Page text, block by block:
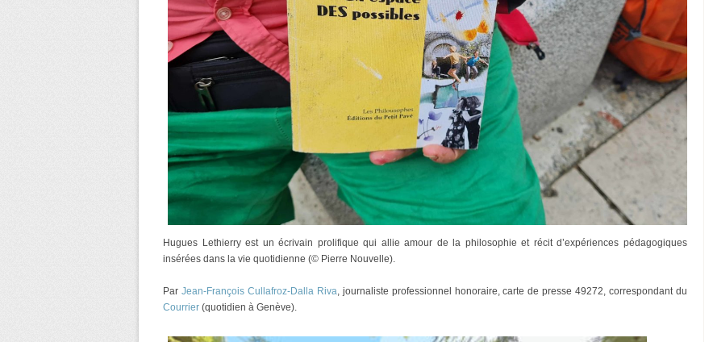
Hugues Lethierry est un écrivain prolifique qui allie amour de la philosophie et récit d’expériences pédagogiques
insérées dans la vie quotidienne (© Pierre Nouvelle).
Par Jean-François Cullafroz-Dalla Riva , journaliste professionnel honoraire, carte de presse 49272, correspondant du
Courrier (quotidien à Genève).